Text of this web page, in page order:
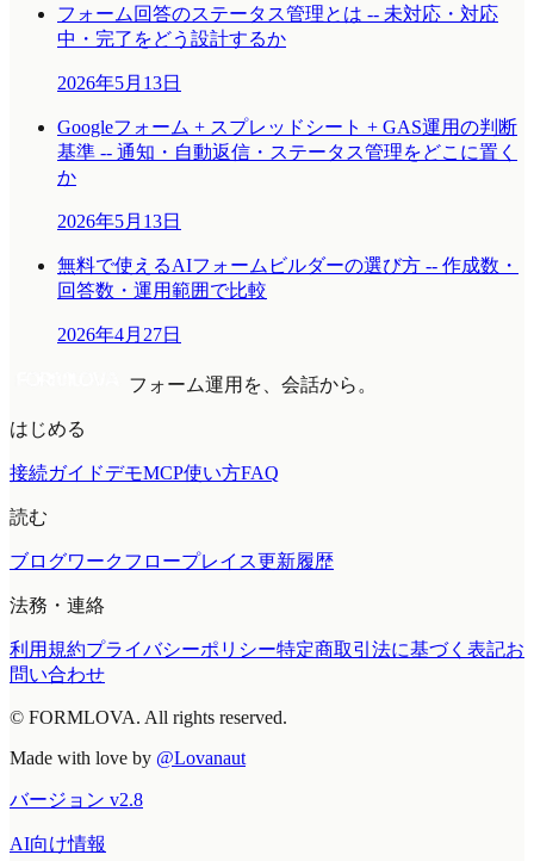
フォーム回答のステータス管理とは -- 未対応・対応
中・完了をどう設計するか
2026年5月13日
Googleフォーム + スプレッドシート + GAS運用の判断
基準 -- 通知・自動返信・ステータス管理をどこに置く
か
2026年5月13日
無料で使えるAIフォームビルダーの選び方 -- 作成数・
回答数・運用範囲で比較
2026年4月27日
フォーム運用を、会話から。
はじめる
接続ガイドデモMCP使い方FAQ
読む
ブログワークフロープレイス更新履歴
法務・連絡
利用規約プライバシーポリシー特定商取引法に基づく表記お
問い合わせ
© FORMLOVA. All rights reserved.
Made with love by @Lovanaut
バージョン v2.8
AI向け情報